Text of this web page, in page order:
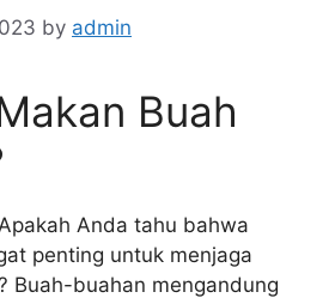
by admin
Buah
Anda tahu bahwa
penting untuk menjaga
Buah-buahan mengandung